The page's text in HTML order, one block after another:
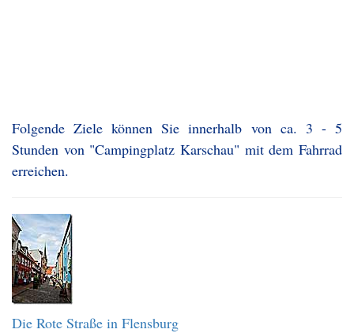
Folgende Ziele können Sie innerhalb von ca. 3 - 5
Stunden von "Campingplatz Karschau" mit dem Fahrrad
erreichen.
Die Rote Straße in Flensburg